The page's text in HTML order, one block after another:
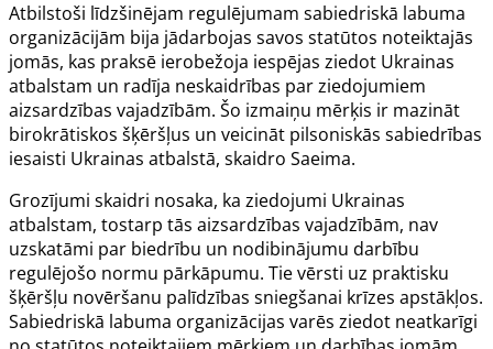
Atbilstoši līdzšinējam regulējumam sabiedriskā labuma
organizācijām bija jādarbojas savos statūtos noteiktajās
jomās, kas praksē ierobežoja iespējas ziedot Ukrainas
atbalstam un radīja neskaidrības par ziedojumiem
aizsardzības vajadzībām. Šo izmaiņu mērķis ir mazināt
birokrātiskos šķēršļus un veicināt pilsoniskās sabiedrības
iesaisti Ukrainas atbalstā, skaidro Saeima.
Grozījumi skaidri nosaka, ka ziedojumi Ukrainas
atbalstam, tostarp tās aizsardzības vajadzībām, nav
uzskatāmi par biedrību un nodibinājumu darbību
regulējošo normu pārkāpumu. Tie vērsti uz praktisku
šķēršļu novēršanu palīdzības sniegšanai krīzes apstākļos.
Sabiedriskā labuma organizācijas varēs ziedot neatkarīgi